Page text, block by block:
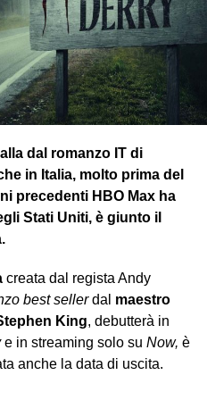
ai sistemi politici attuali
quelli mostrati nel
informazioni televisive
senza esseretrasparenti
è sul referendum
se n’è parlato apertamente
competenti sui social,
il silenzioe solo lo
sempreche siano
spesso, come notiamo
sconfitto, può
di tutti e creare una bolla
ma la perfezione
dal romanzo IT di
in Italia, molto prima del
precedenti HBO Max ha
Stati Uniti, è giunto il
creata dal regista Andy
best sellerdal maestro
King, debutterà in
e in streaming solo su Now, è
anche la data di uscita.